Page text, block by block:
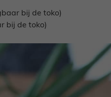
bij de toko)
bij de toko)